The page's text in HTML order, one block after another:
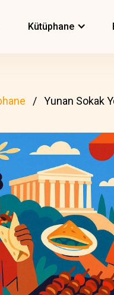
Kütüphane
Yunan Sokak